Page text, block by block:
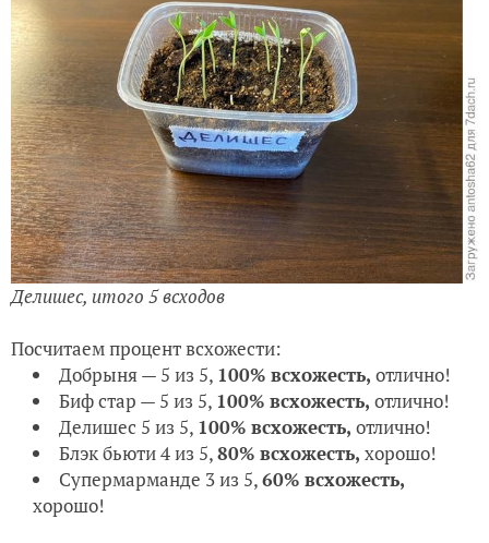
Делишес, итого 5 всходов
Посчитаем процент всхожести:
Добрыня — 5 из 5, 100% всхожесть, отлично!
Биф стар — 5 из 5, 100% всхожесть, отлично!
Делишес 5 из 5, 100% всхожесть, отлично!
Блэк бьюти 4 из 5,80% всхожесть, хорошо!
Супермарманде 3 из 5,60% всхожесть,
хорошо!